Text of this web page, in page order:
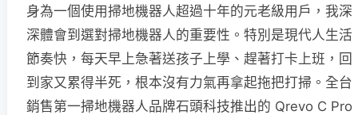
身為一個使用掃地機器人超過十年的元老級用戶，我深
深體會到選對掃地機器人的重要性。特別是現代人生活
節奏快，每天早上急著送孩子上學、趕著打卡上班，回
到家又累得半死，根本沒有力氣再拿起拖把打掃。全台
銷售第一掃地機器人品牌石頭科技推出的 Qrevo C Pro